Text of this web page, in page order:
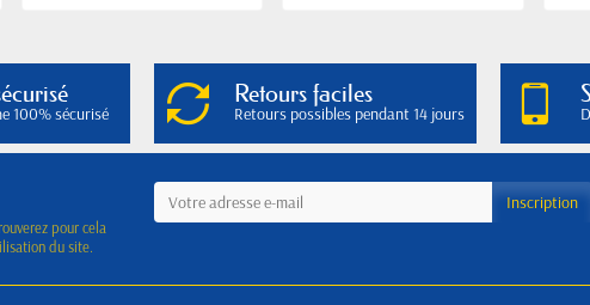
100% sécurisé
Retours faciles
Retours possibles pendant 14 jours
pour cela
du site.